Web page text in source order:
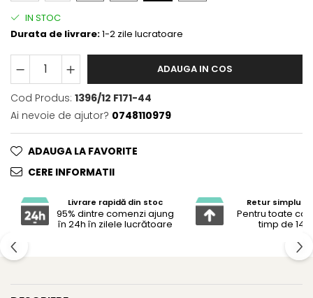
IN STOC
Durata de livrare:1-2 zile lucratoare
ADAUGA IN COS
Cod Produs: 1396/12 F171-44
Ai nevoie de ajutor? 0748110979
ADAUGA LA FAVORITE
CERE INFORMATII
Livrare rapidă din stoc
95% dintre comenzi ajung
în 24h în zilele lucrătoare
Retur simplu și
Pentru toate
timp de 14